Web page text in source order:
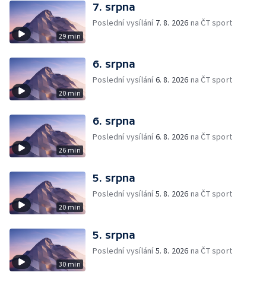
29 min
7. srpna
Poslední vysílání 7. 8. 2026 na ČT sport
20 min
6. srpna
Poslední vysílání6. 8. 2026 na ČT sport
26 min
6. srpna
Poslední vysílání6. 8. 2026 na ČT sport
20 min
5. srpna
Poslední vysílání5. 8. 2026 na ČT sport
30 min
5. srpna
Poslední vysílání5. 8. 2026 na ČT sport